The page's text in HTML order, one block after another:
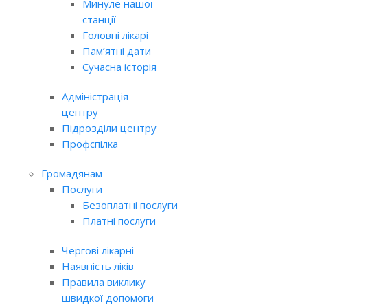
Минуле нашої
станції
Головні лікарі
Пам’ятні дати
Сучасна історія
Адміністрація
центру
Підрозділи центру
Профспілка
Громадянам
Послуги
Безоплатні послуги
Платні послуги
Чергові лікарні
Наявність ліків
Правила виклику
швидкої допомоги